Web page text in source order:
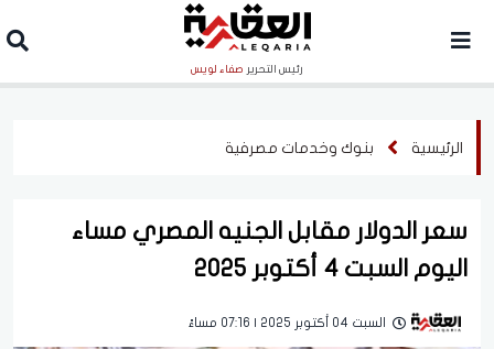
رئيس التحرير صفاء لويس
الرئيسية بنوك وخدمات مصرفية
سعر الدولار مقابل الجنيه المصري مساء
اليوم السبت 4 أكتوبر 2025
السبت 04 أكتوبر 2025 | 07:16 مساءً